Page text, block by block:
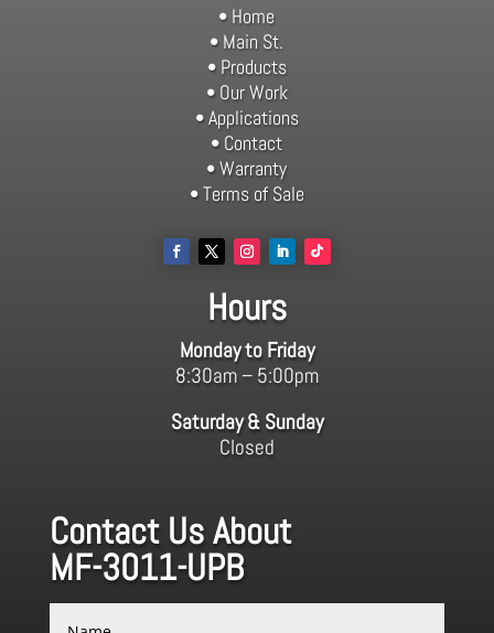
• Home
• Main St.
• Products
• Our Work
• Applications
• Contact
• Warranty
• Terms of Sale
Hours
Monday to Friday
8:30am – 5:00pm
Saturday & Sunday
Closed
Contact Us About
MF-3011-UPB